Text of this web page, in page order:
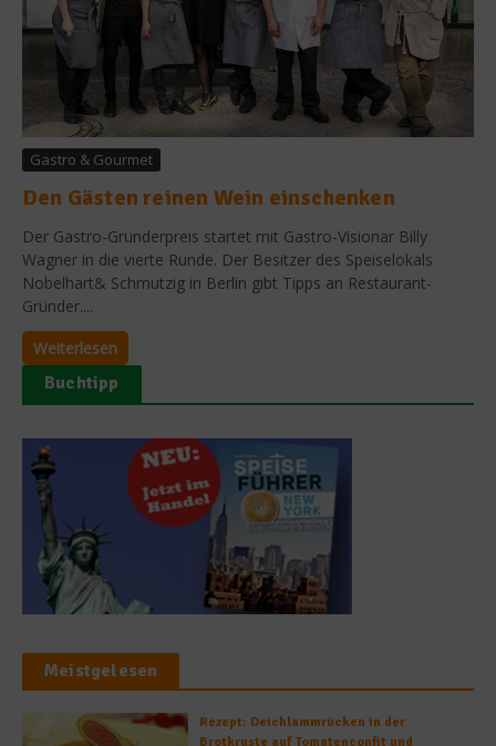
Gastro & Gourmet
Den Gästen reinen Wein einschenken
Der Gastro-Gründerpreis startet mit Gastro-Visionär Billy
Wagner in die vierte Runde. Der Besitzer des Speiselokals
Nobelhart& Schmutzig in Berlin gibt Tipps an Restaurant-
Gründer....
Weiterlesen
Buchtipp
Meistgelesen
Rezept: Deichlammrücken in der
Brotkruste auf Tomatenconfit und